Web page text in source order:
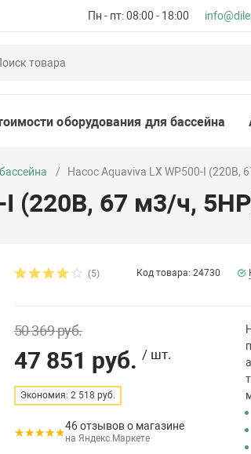
Пн - пт: 08:00 - 18:00
оборудования для бассейна
Насос Aquaviva LX WP500-I (220В,
I (220В, 67 м3/ч,
(5) Код товара: 24730
50 369 руб.
47 851 руб. / шт.
Экономия: 2 518 руб.
46 отзывов о магазине
на Яндекс.Маркете